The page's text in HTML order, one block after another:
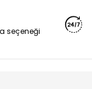
seçeneği